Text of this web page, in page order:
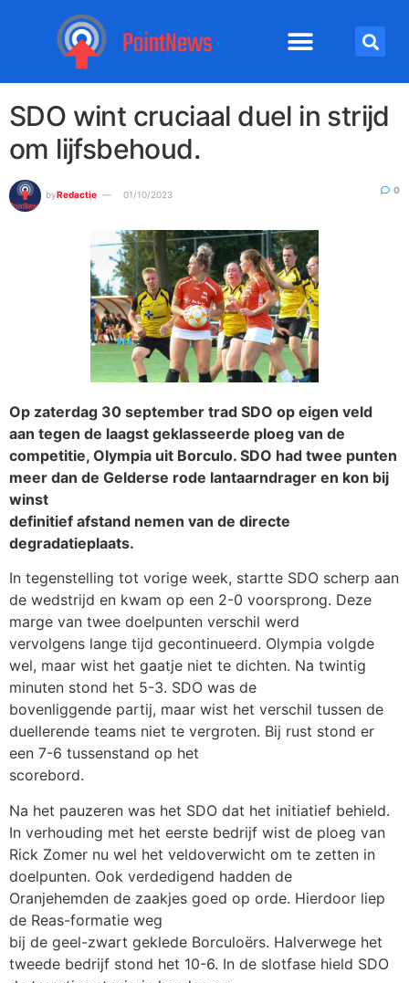
SDO wint cruciaal duel in strijd
om lijfsbehoud.
byRedactie 01/10/2023 0
Op zaterdag 30 september trad SDO op eigen veld
aan tegen de laagst geklasseerde ploeg van de
competitie, Olympia uit Borculo. SDO had twee punten
meer dan de Gelderse rode lantaarndrager en kon bij
winst
definitief afstand nemen van de directe
degradatieplaats.
In tegenstelling tot vorige week, startte SDO scherp aan
de wedstrijd en kwam op een 2-0 voorsprong. Deze
marge van twee doelpunten verschil werd
vervolgens lange tijd gecontinueerd. Olympia volgde
wel, maar wist het gaatje niet te dichten. Na twintig
minuten stond het 5-3. SDO was de
bovenliggende partij, maar wist het verschil tussen de
duellerende teams niet te vergroten. Bij rust stond er
een 7-6 tussenstand op het
scorebord.
Na het pauzeren was het SDO dat het initiatief behield.
In verhouding met het eerste bedrijf wist de ploeg van
Rick Zomer nu wel het veldoverwicht om te zetten in
doelpunten. Ook verdedigend hadden de
Oranjehemden de zaakjes goed op orde. Hierdoor liep
de Reas-formatie weg
bij de geel-zwart geklede Borculoërs. Halverwege het
tweede bedrijf stond het 10-6. In de slotfase hield SDO